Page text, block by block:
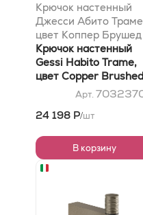
Крючок настенный
Джесси Абито
цвет Коппер Брушед
PVD
Крючок настенный
Gessi Habito Trame,
цвет Copper Brushed
Арт.
24 198 Р/шт
В корзину